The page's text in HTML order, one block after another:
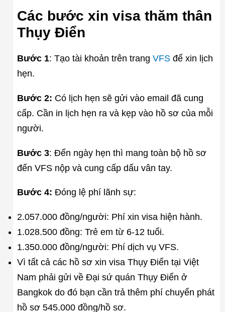
Các bước xin visa thăm thân
Thụy Điển
Bước 1: Tạo tài khoản trên trang VFSđể xin lịch
hẹn.
Bước 2: Có lịch hẹn sẽ gửi vào email đã cung
cấp. Cần in lịch hẹn ra và kẹp vào hồ sơ của mỗi
người.
Bước 3: Đến ngày hẹn thì mang toàn bộ hồ sơ
đến VFS nộp và cung cấp dấu vân tay.
Bước 4: Đóng lệ phí lãnh sự:
2.057.000 đồng/người: Phí xin visa hiện hành.
1.028.500 đồng: Trẻ em từ 6-12 tuổi.
1.350.000 đồng/người: Phí dịch vụ VFS.
Vì tất cả các hồ sơ xin visa Thụy Điển tại Việt
Nam phải gửi về Đại sứ quán Thụy Điển ở
Bangkok do đó bạn cần trả thêm phí chuyển phát
hồ sơ 545.000 đồng/hồ sơ.